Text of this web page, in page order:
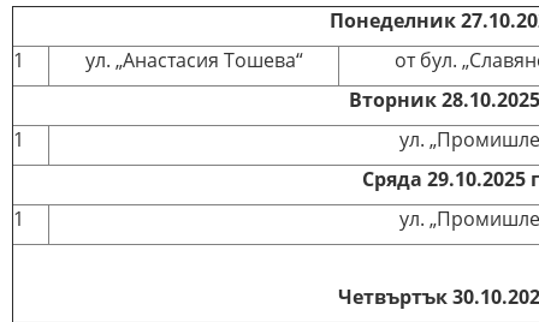
Понеделник27.10.
1
ул. „Анастасия Тошева“
от бул.
Вторник 28.10
1
ул.
Сряда 29.10.2025
1
ул.
Четвъртък